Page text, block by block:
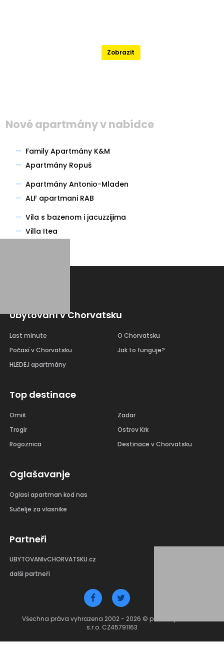
Zobrazit
Nové apartmány v nabídce
— Family Apartmány K&M
— Apartmány Ropuš
— Apartmány Antonio-Mladen
— ALF apartmani RAB
— Vila s bazenom i jacuzzijima
— Villa Itea
Ubytování v Chorvatsku
Last minute
Počasí v Chorvatsku
HLEDEJ apartmány
O Chorvatsku
Jak to funguje?
Top destinace
Omiš
Trogir
Rogoznica
Zadar
Ostrov Krk
Destinace v Chorvatsku
Oglašavanje
Oglasi apartman kod nas
Sučelje za vlasnike
Partneři
UBYTOVANIvCHORVATSKU.cz
dalši partneři
Všechna práva vyhrazena 2002 - 2026 © provozuje Debant
s.r.o. CZ45791163